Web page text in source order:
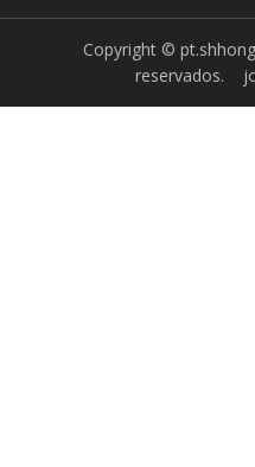
Copyright ©
reservados.